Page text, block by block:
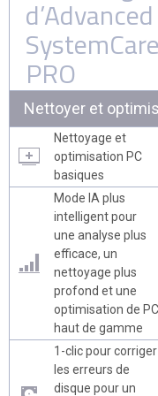
d’Advanced
SystemCare
PRO
Nettoyer et
Nettoyage et
optimisation PC
basiques
Mode IA plus
intelligent pour
une analyse plus
efficace, un
nettoyage plus
profond et une
optimisation de PC
haut de gamme
1-clic pour corriger
les erreurs de
disque pour un